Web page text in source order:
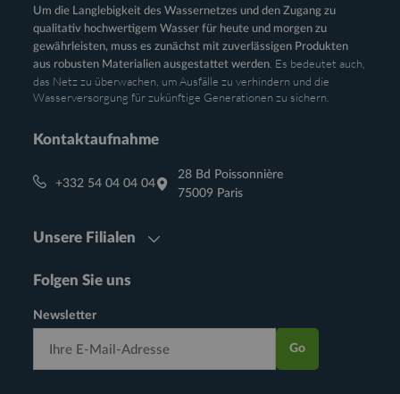
Um die Langlebigkeit des Wassernetzes und den Zugang zu
qualitativ hochwertigem Wasser für heute und morgen zu
gewährleisten, muss es zunächst mit zuverlässigen Produkten
aus robusten Materialien ausgestattet werden . Es bedeutet auch,
das Netz zu überwachen, um Ausfälle zu verhindern und die
Wasserversorgung für zukünftige Generationen zu sichern.
Kontaktaufnahme
+332 54 04 04 04
28 Bd Poissonnière
75009 Paris
Unsere Filialen
Folgen Sie uns
Newsletter
Go